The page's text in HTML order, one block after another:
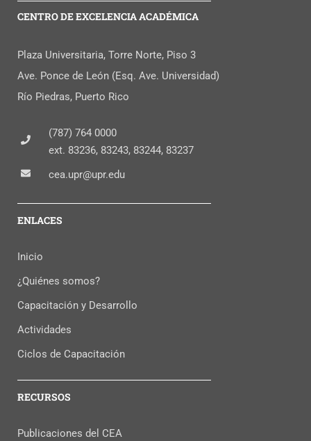
CENTRO DE EXCELENCIA ACADÉMICA
Plaza Universitaria, Torre Norte, Piso 3
Ave. Ponce de León (Esq. Ave. Universidad)
Río Piedras, Puerto Rico
(787) 764 0000
ext. 83236, 83243, 83244, 83237
cea.upr@upr.edu
ENLACES
Inicio
¿Quiénes somos?
Capacitación y Desarrollo
Actividades
Ciclos de Capacitación
RECURSOS
Publicaciones del CEA